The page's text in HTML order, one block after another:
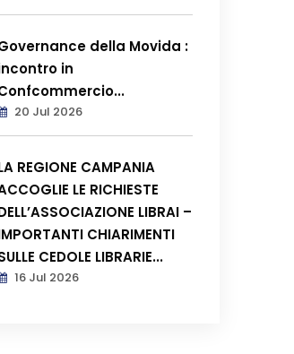
della Movida :
in
20 Jul 2026
REGIONE CAMPANIA
LE RICHIESTE
LIBRAI –
CHIARIMENTI
CEDOLE LIBRARIE...
16 Jul 2026